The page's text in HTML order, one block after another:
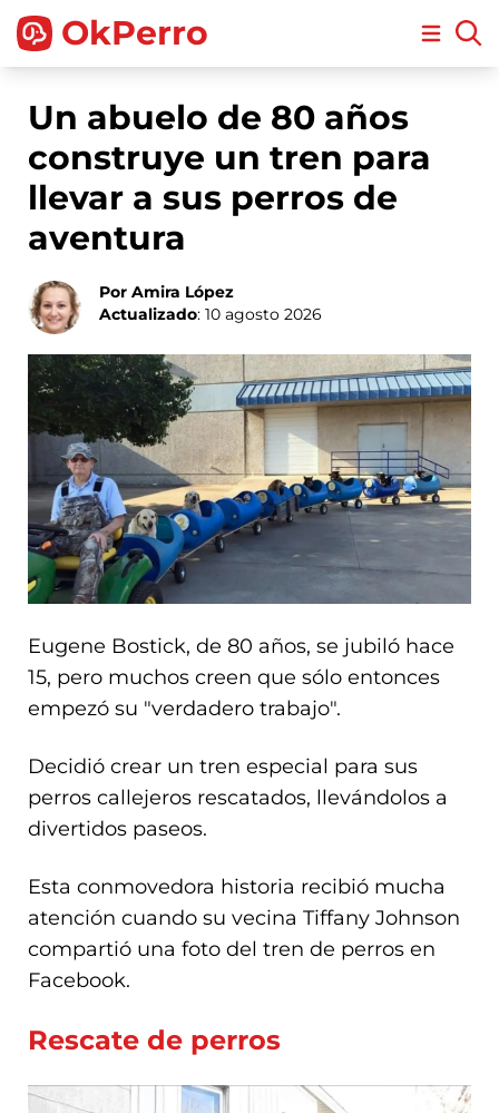
OkPerro Open
Un abuelo de 80 años
construye un tren para
llevar a sus perros de
aventura
Por Amira López
Actualizado: 10 agosto 2026
Eugene Bostick, de 80 años, se jubiló hace
15, pero muchos creen que sólo entonces
empezó su "verdadero trabajo".
Decidió crear un tren especial para sus
perros callejeros rescatados, llevándolos a
divertidos paseos.
Esta conmovedora historia recibió mucha
atención cuando su vecina Tiffany Johnson
compartió una foto del tren de perros en
Facebook.
Rescate de perros